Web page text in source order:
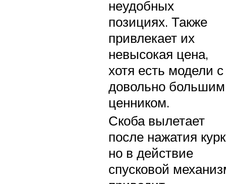
неудобных
позициях. Также
привлекает их
невысокая цена,
хотя есть модели с
довольно большим
ценником.
Скоба вылетает
после нажатия
но в действие
спусковой